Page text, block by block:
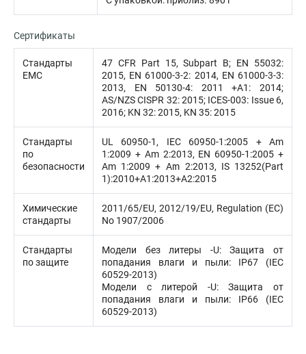
Сертификаты
Стандарты
EMC
47 CFR Part 15, Subpart B; EN 55032:
2015, EN 61000-3-2: 2014, EN 61000-3-3:
2013, EN 50130-4: 2011 +A1: 2014;
AS/NZS CISPR 32: 2015; ICES-003: Issue 6,
2016; KN 32: 2015, KN 35: 2015
Стандарты
по
безопасности
UL 60950-1, IEC 60950-1:2005 + Am
1:2009 + Am 2:2013, EN 60950-1:2005 +
Am 1:2009 + Am 2:2013, IS 13252(Part
1):2010+A1:2013+A2:2015
Химические
стандарты
2011/65/EU, 2012/19/EU, Regulation (EC)
No 1907/2006
Стандарты
по защите
Модели без литеры -U: Защита от
попадания влаги и пыли: IP67 (IEC
60529-2013)
Модели с литерой -U: Защита от
попадания влаги и пыли: IP66 (IEC
60529-2013)